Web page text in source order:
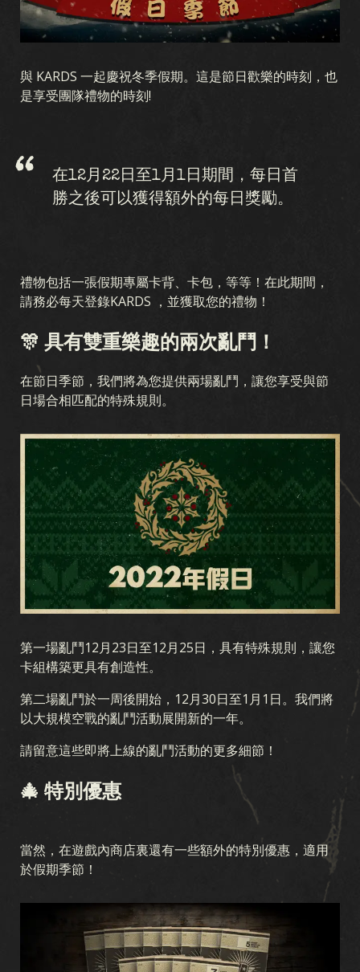
與 KARDS 一起慶祝冬季假期。這是節日歡樂的時刻，也
是享受團隊禮物的時刻!
在12月22日至1月1日期間，每日首
勝之後可以獲得額外的每日獎勵。
禮物包括一張假期專屬卡背、卡包，等等！在此期間，
請務必每天登錄KARDS ，並獲取您的禮物！
🎊 具有雙重樂趣的兩次亂鬥！
在節日季節，我們將為您提供兩場亂鬥，讓您享受與節
日場合相匹配的特殊規則。
第一場亂鬥12月23日至12月25日，具有特殊規則，讓您
卡組構築更具有創造性。
第二場亂鬥於一周後開始，12月30日至1月1日。我們將
以大規模空戰的亂鬥活動展開新的一年。
請留意這些即將上線的亂鬥活動的更多細節！
🎄 特別優惠
當然，在遊戲內商店裏還有一些額外的特別優惠，適用
於假期季節！
KARDS 是什麼 如何游戏 商店
國家
收藏
收藏 卡组生成器 卡組
擴展包
澳紐風暴 早期戰爭 國土陣線 空中霸權
海戰
聯合戰線
血與鐵 秘密行動 冬季战争
戰友
軍團
突破 戰區 ALLEGIANCE